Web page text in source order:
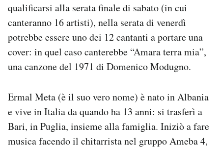
CALENDARIO
AREA PERSONALE
Area Personale
Newsletter
Regala il Post
Hai bisogno di aiuto?
Esci
qualificarsi alla serata finale di sabato (in cui
canteranno 16 artisti), nella serata di venerdì
potrebbe essere uno dei 12 cantanti a portare una
cover: in quel caso canterebbe “Amara terra mia”,
una canzone del 1971 di Domenico Modugno.
Ermal Meta (è il suo vero nome) è nato in Albania
e vive in Italia da quando ha 13 anni: si trasferì a
Bari, in Puglia, insieme alla famiglia. Iniziò a fare
musica facendo il chitarrista nel gruppo Ameba 4,